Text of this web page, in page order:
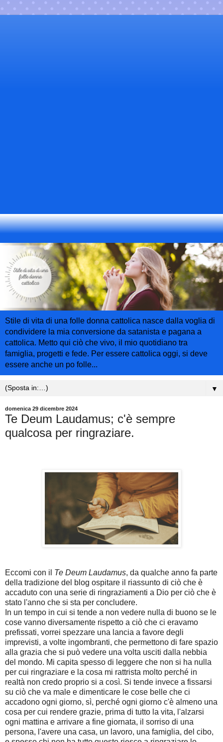
Stile di vita di una folle donna cattolica nasce dalla voglia di
condividere la mia conversione da satanista e pagana a
cattolica. Metto qui ciò che vivo, il mio quotidiano tra
famiglia, progetti e fede. Per essere cattolica oggi, si deve
essere anche un po folle...
▼
domenica 29 dicembre 2024
Te Deum Laudamus; c'è sempre
qualcosa per ringraziare.
Eccomi con il Te Deum Laudamus, da qualche anno fa parte
della tradizione del blog ospitare il riassunto di ciò che è
accaduto con una serie di ringraziamenti a Dio per ciò che è
stato l'anno che si sta per concludere.
In un tempo in cui si tende a non vedere nulla di buono se le
cose vanno diversamente rispetto a ciò che ci eravamo
prefissati, vorrei spezzare una lancia a favore degli
imprevisti, a volte ingombranti, che permettono di fare spazio
alla grazia che si può vedere una volta usciti dalla nebbia
del mondo. Mi capita spesso di leggere che non si ha nulla
per cui ringraziare e la cosa mi rattrista molto perché in
realtà non credo proprio si a così. Si tende invece a fissarsi
su ciò che va male e dimenticare le cose belle che ci
accadono ogni giorno, sì, perché ogni giorno c'è almeno una
cosa per cui rendere grazie, prima di tutto la vita, l'alzarsi
ogni mattina e arrivare a fine giornata, il sorriso di una
persona, l'avere una casa, un lavoro, una famiglia, del cibo,